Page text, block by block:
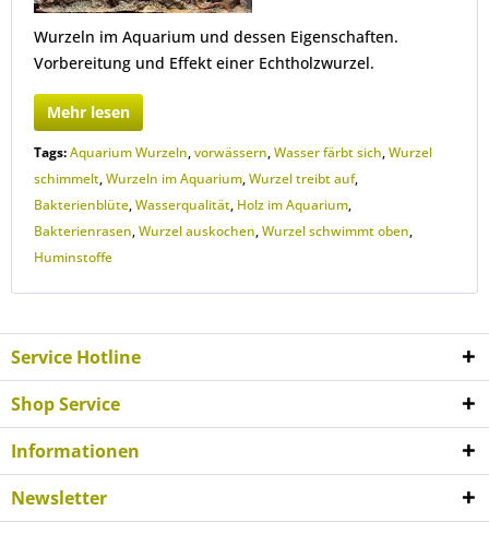
Wurzeln im Aquarium und dessen Eigenschaften.
Vorbereitung und Effekt einer Echtholzwurzel.
Mehr lesen
Tags:Aquarium Wurzeln,vorwässern,Wasser färbt sich,Wurzel
schimmelt,Wurzeln im Aquarium,Wurzel treibt auf,
Bakterienblüte,Wasserqualität, Holz im Aquarium,
Bakterienrasen,Wurzel auskochen,Wurzel schwimmt oben,
Huminstoffe
Service Hotline
Shop Service
Informationen
Newsletter